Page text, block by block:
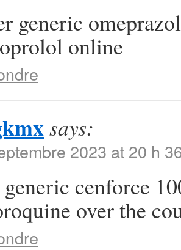
generic
online
says:
2023 at 20 h
cenforce
over the